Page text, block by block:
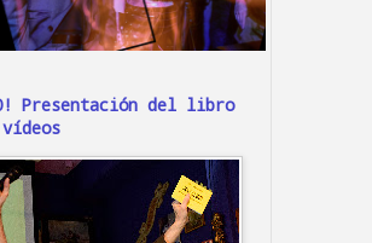
Presentación del libro